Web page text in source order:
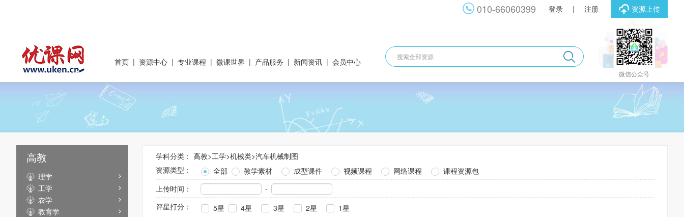
资源上传
登录 | 注册
010-66060399
微信公众号
首页 | 资源中心 | 专业课程 | 微课世界 | 产品服务 | 新闻资讯 | 会员中心
高教
理学
工学
农学
教育学
学科分类： 高教>工学>机械类>汽车机械制图
资源类型：
全部 教学素材 成型课件 视频课程 网络课程
课程资源包
上传时间：
-
评星打分：
5星 4星 3星 2星 1星